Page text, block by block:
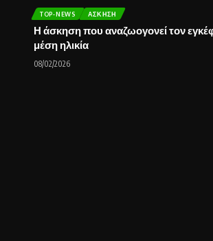
TOP-NEWS ΆΣΚΗΣΗ
Η άσκηση που αναζωογονεί τον
μέση ηλικία
08/02/2026